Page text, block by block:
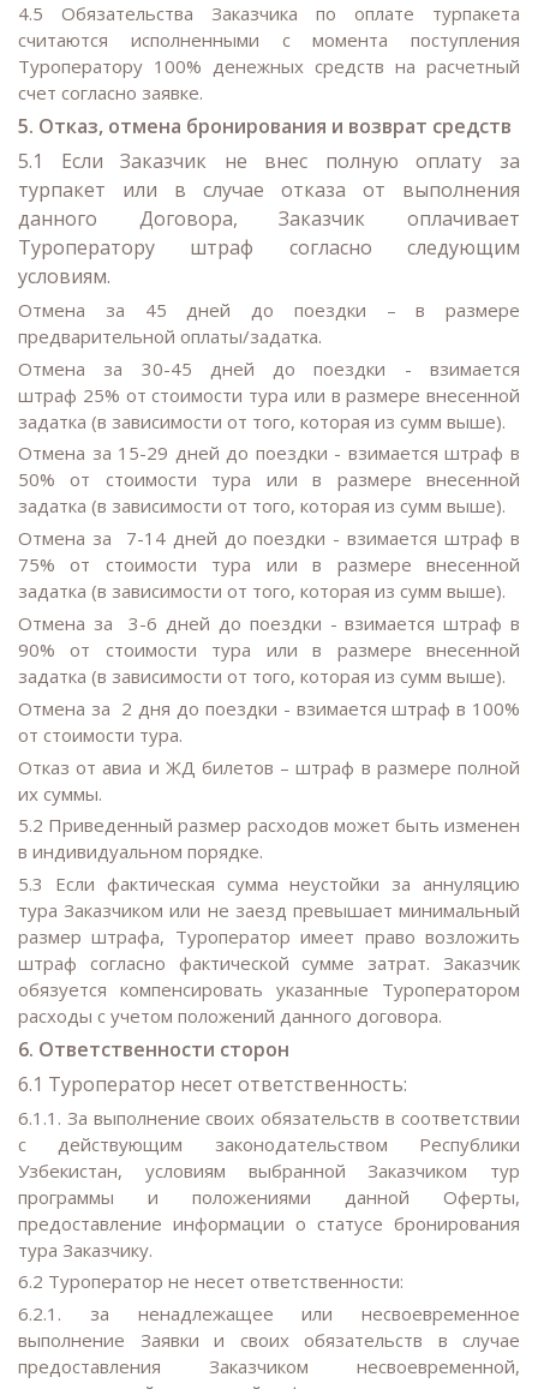
4.5 Обязательства Заказчика по оплате турпакета
считаются исполненными с момента поступления
Туроператору 100% денежных средств на расчетный
счет согласно заявке.
5. Отказ, отмена бронирования и возврат средств
5.1 Если Заказчик не внес полную оплату за
турпакет или в случае отказа от выполнения
данного Договора, Заказчик оплачивает
Туроператору штраф согласно следующим
условиям.
Отмена за 45 дней до поездки – в размере
предварительной оплаты/задатка.
Отмена за 30-45 дней до поездки - взимается
штраф 25% от стоимости тура или в размере внесенной
задатка (в зависимости от того, которая из сумм выше).
Отмена за 15-29 дней до поездки - взимается штраф в
50% от стоимости тура или в размере внесенной
задатка (в зависимости от того, которая из сумм выше).
Отмена за 7-14 дней до поездки - взимается штраф в
75% от стоимости тура или в размере внесенной
задатка (в зависимости от того, которая из сумм выше).
Отмена за 3-6 дней до поездки - взимается штраф в
90% от стоимости тура или в размере внесенной
задатка (в зависимости от того, которая из сумм выше).
Отмена за 2 дня до поездки - взимается штраф в 100%
от стоимости тура.
Отказ от авиа и ЖД билетов – штраф в размере полной
их суммы.
5.2 Приведенный размер расходов может быть изменен
в индивидуальном порядке.
5.3 Если фактическая сумма неустойки за аннуляцию
тура Заказчиком или не заезд превышает минимальный
размер штрафа, Туроператор имеет право возложить
штраф согласно фактической сумме затрат. Заказчик
обязуется компенсировать указанные Туроператором
расходы с учетом положений данного договора.
6. Ответственности сторон
6.1 Туроператор несет ответственность:
6.1.1. За выполнение своих обязательств в соответствии
с действующим законодательством Республики
Узбекистан, условиям выбранной Заказчиком тур
программы и положениями данной Оферты,
предоставление информации о статусе бронирования
тура Заказчику.
6.2 Туроператор не несет ответственности:
6.2.1. за ненадлежащее или несвоевременное
выполнение Заявки и своих обязательств в случае
предоставления Заказчиком несвоевременной,